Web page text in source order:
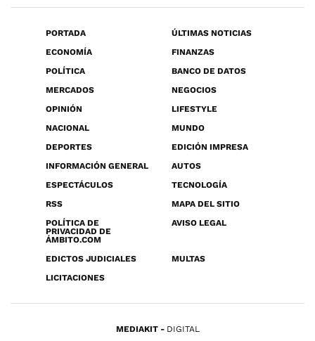
PORTADA
ÚLTIMAS NOTICIAS
ECONOMÍA
FINANZAS
POLÍTICA
BANCO DE DATOS
MERCADOS
NEGOCIOS
OPINIÓN
LIFESTYLE
NACIONAL
MUNDO
DEPORTES
EDICIÓN IMPRESA
INFORMACIÓN GENERAL
AUTOS
ESPECTÁCULOS
TECNOLOGÍA
RSS
MAPA DEL SITIO
POLÍTICA DE
PRIVACIDAD DE
ÁMBITO.COM
AVISO LEGAL
EDICTOS JUDICIALES
MULTAS
LICITACIONES
MEDIAKIT DIGITAL